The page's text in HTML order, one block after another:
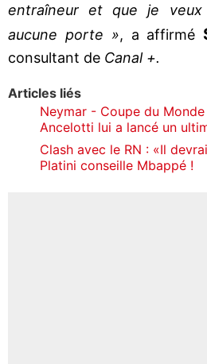
entraîneur et que je
aucune porte », a affirmé
consultant de Canal +.
Articles liés
Neymar - Coupe du
Ancelotti lui a lancé un
Clash avec le RN : «Il
Platini conseille Mbappé !